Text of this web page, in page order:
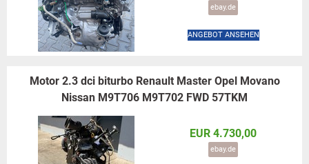
ebay.de
ANGEBOT ANSEHEN
Motor 2.3 dci biturbo Renault Master Opel Movano
Nissan M9T706 M9T702 FWD 57TKM
EUR 4.730,00
ebay.de